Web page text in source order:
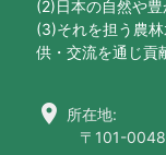
(2)日本の自然や豊
(3)それを担う農
供・交流を通じ貢
location_on 所在地:
〒101-